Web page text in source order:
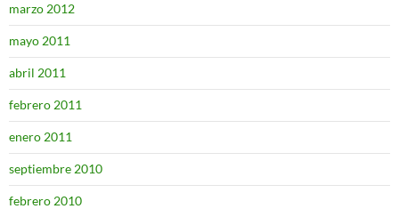
marzo 2012
mayo 2011
abril 2011
febrero 2011
enero 2011
septiembre 2010
febrero 2010